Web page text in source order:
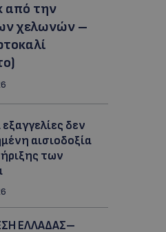
από την
χελωνών –
δεν
αισιοδοξία
των
ΕΛΛΑΔΑΣ–